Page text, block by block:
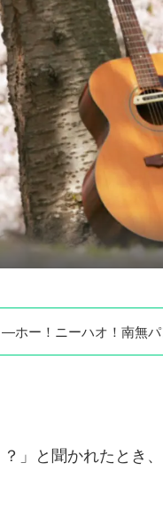
―ホー！ニーハオ！南無パ
？」と聞かれたとき、